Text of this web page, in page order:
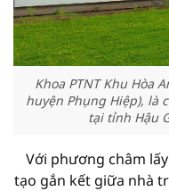
Khoa PTNT Khu Hòa
huyện Phụng Hiệp), là
tại tỉnh Hậu
Với phương châm
tạo gắn kết giữa nhà